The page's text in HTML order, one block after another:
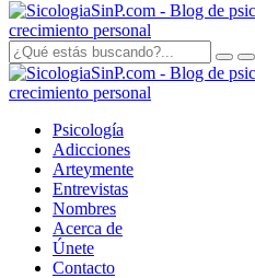
Psicología
Adicciones
Arteymente
Entrevistas
Nombres
Acerca de
Únete
Contacto